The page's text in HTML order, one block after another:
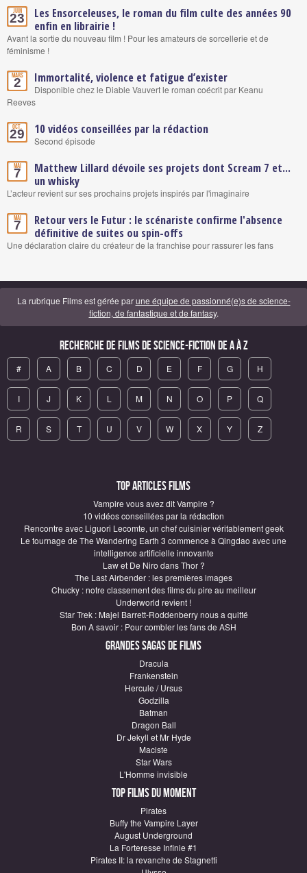
Juin
23
Les Ensorceleuses, le roman du film culte des années 90
enfin en librairie !
Avant la sortie du nouveau film ! Pour les amateurs de sorcellerie et de
féminisme !
Mars
2 Immortalité, violence et fatigue d’exister
Disponible chez le Diable Vauvert le roman coécrit par Keanu
Reeves
Oct.
29 10 vidéos conseillées par la rédaction
Second épisode
Mai
7
Matthew Lillard dévoile ses projets dont Scream 7 et...
un whisky
L’acteur revient sur ses prochains projets inspirés par l'imaginaire
Mai
7
Retour vers le Futur : le scénariste confirme l'absence
définitive de suites ou spin-offs
Une déclaration claire du créateur de la franchise pour rassurer les fans
La rubrique Films est gérée parune équipe de passionné(e)s de science-
fiction, de fantastique et de fantasy.
Recherche de Films de science-fiction de A à Z
# A B C D E F G H
I J K L M N O P Q
R S T U V W X Y Z
Top articles Films
Vampire vous avez dit Vampire ?
10 vidéos conseillées par la rédaction
Rencontre avec Liguori Lecomte, un chef cuisinier véritablement geek
Le tournage de The Wandering Earth 3 commence à Qingdao avec une
intelligence artificielle innovante
Law et De Niro dans Thor ?
The Last Airbender : les premières images
Chucky : notre classement des films du pire au meilleur
Underworld revient !
Star Trek : Majel Barrett-Roddenberry nous a quitté
Bon A savoir : Pour combler les fans de ASH
Grandes sagas de Films
Dracula
Frankenstein
Hercule / Ursus
Godzilla
Batman
Dragon Ball
Dr Jekyll et Mr Hyde
Maciste
Star Wars
L'Homme invisible
Top Films du moment
Pirates
Buffy the Vampire Layer
August Underground
La Forteresse Infinie #1
Pirates II: la revanche de Stagnetti